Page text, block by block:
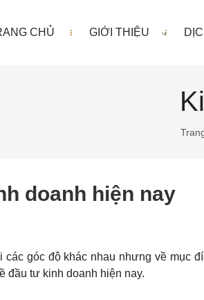
CHỦ GIỚI THIỆU
doanh hiện nay
góc độ khác nhau nhưng về mục
đầu tư kinh doanh hiện nay.